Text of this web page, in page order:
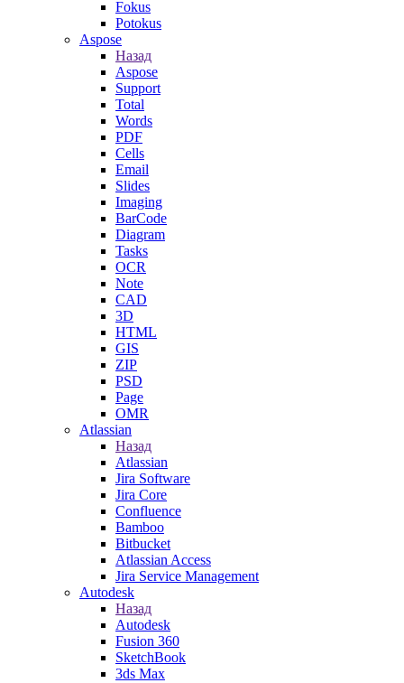
Fokus
Potokus
Aspose
Назад
Aspose
Support
Total
Words
PDF
Cells
Email
Slides
Imaging
BarCode
Diagram
Tasks
OCR
Note
CAD
3D
HTML
GIS
ZIP
PSD
Page
OMR
Atlassian
Назад
Atlassian
Jira Software
Jira Core
Confluence
Bamboo
Bitbucket
Atlassian Access
Jira Service Management
Autodesk
Назад
Autodesk
Fusion 360
SketchBook
3ds Max